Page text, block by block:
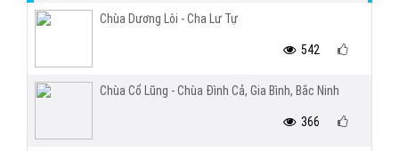
Chùa Dương Lôi - Cha Lư Tự
542
Chùa Cổ Lũng - Chùa Đình Cả, Gia Bình, Bắc Ninh
366